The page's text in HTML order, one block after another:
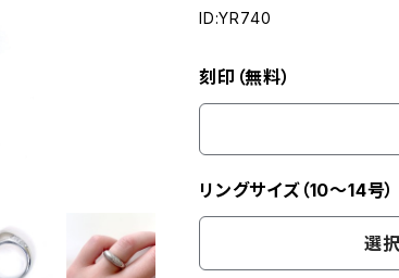
ID:YR740
刻印（無料）
リングサイズ（10～14号）
選